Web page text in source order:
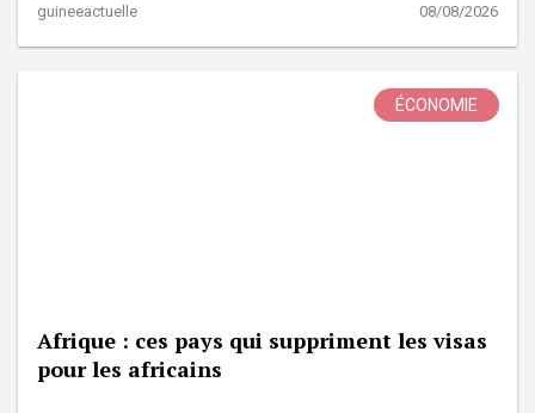
guineeactuelle 08/08/2026
ÉCONOMIE
Afrique : ces pays qui suppriment les visas
pour les africains